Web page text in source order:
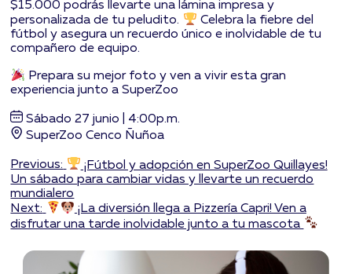
$15.000 podrás llevarte una lámina impresa y
personalizada de tu peludito.
Celebra la fiebre del
fútbol y asegura un recuerdo único e inolvidable de tu
compañero de equipo.
Prepara su mejor foto y ven a vivir esta gran
experiencia junto a SuperZoo
Sábado 27 junio | 4:00p.m.
SuperZoo Cenco Ñuñoa
Navegación
de
entradas
Previous:
¡Fútbol y adopción en SuperZoo Quillayes!
Un sábado para cambiar vidas y llevarte un recuerdo
mundialero
Next:
¡La diversión llega a Pizzería Capri! Ven a
disfrutar una tarde inolvidable junto a tu mascota